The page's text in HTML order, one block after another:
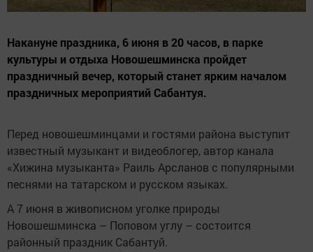
Накануне праздника, 6 июня в 20 часов, в парке
культуры и отдыха Новошешминска пройдет
праздничный вечер, который станет ярким началом
праздничных мероприятий Сабантуя.
Перед новошешминцами и гостями района выступит
известный музыкант и видеоблогер, автор канала
«Хижина музыканта» Раиль Арсланов с популярными
песнями на татарском и русском языках.
А 7 июня в живописном уголке природы
Новошешминска – Поповом углу – состоится
районный праздник Сабантуй.